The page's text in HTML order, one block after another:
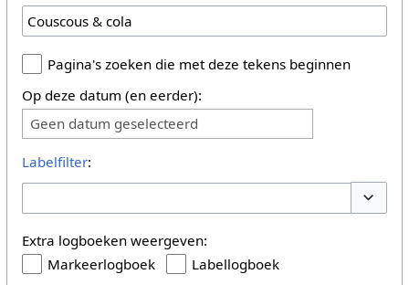
Pagina's zoeken die met deze tekens beginnen
Op deze datum (en eerder):
Geen datum geselecteerd
Labelfilter:
Extra logboeken weergeven:
Markeerlogboek
Labellogboek